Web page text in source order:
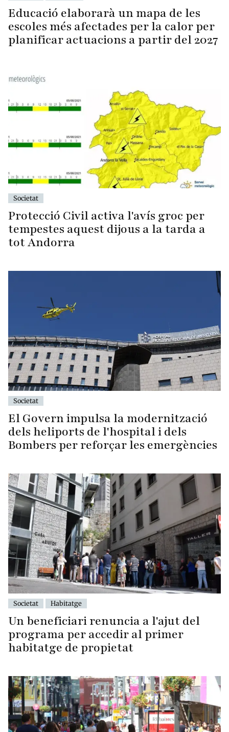
Educació elaborarà un mapa de les
escoles més afectades per la calor per
planificar actuacions a partir del 2027
Societat
Protecció Civil activa l'avís groc per
tempestes aquest dijous a la tarda a
tot Andorra
Societat
El Govern impulsa la modernització
dels heliports de l'hospital i dels
Bombers per reforçar les emergències
Societat Habitatge
Un beneficiari renuncia a l'ajut del
programa per accedir al primer
habitatge de propietat